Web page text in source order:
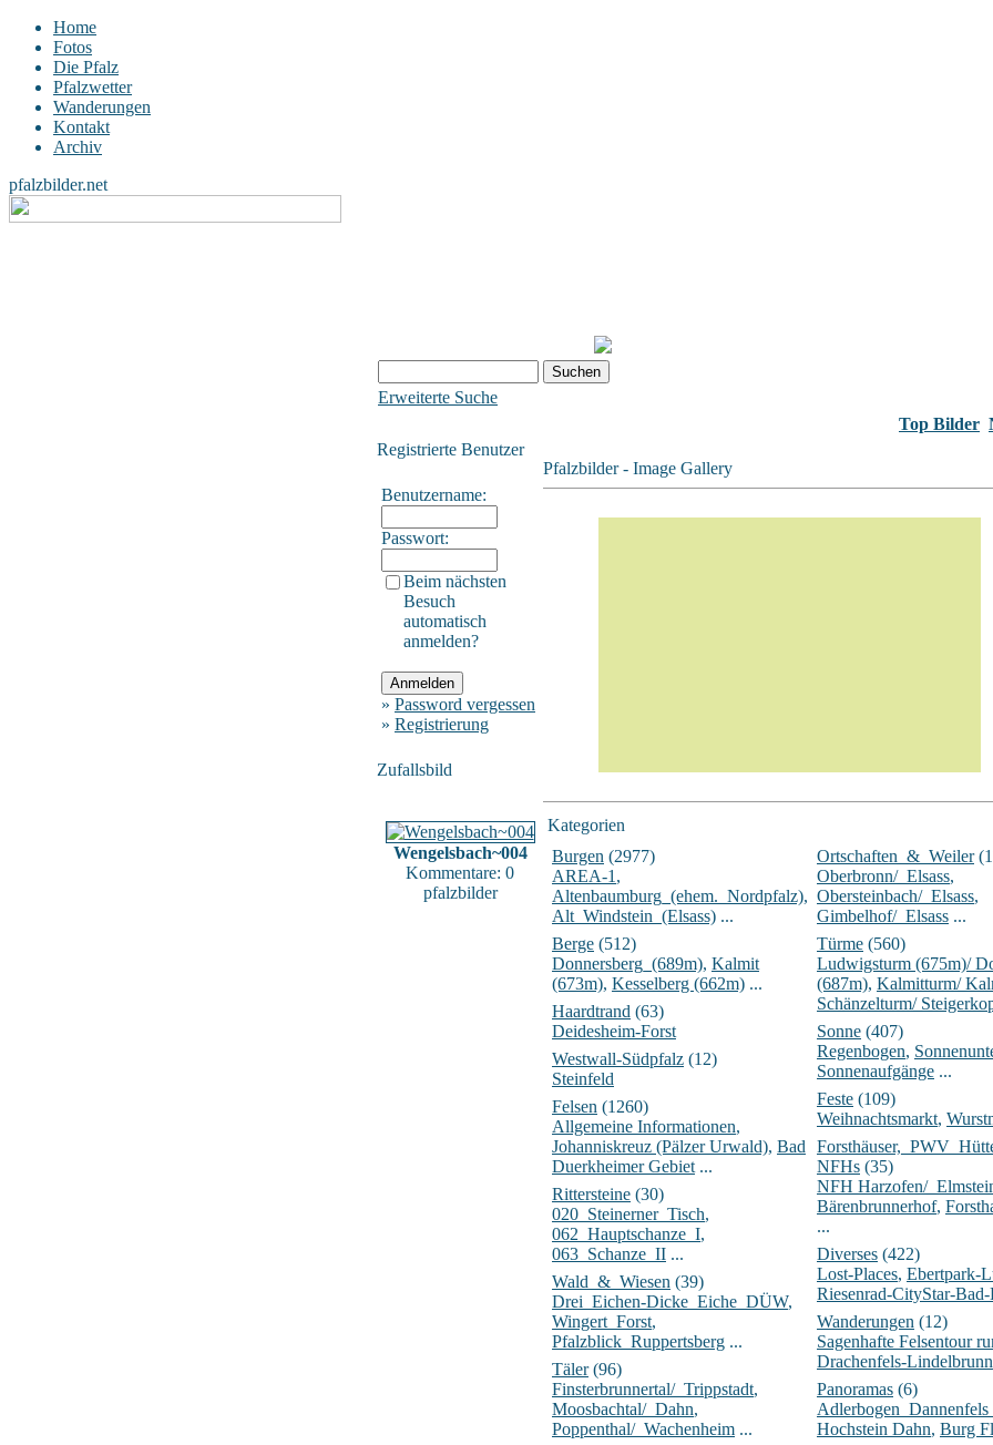
Home
Fotos
Die Pfalz
Pfalzwetter
Wanderungen
Kontakt
Archiv
pfalzbilder.net
Erweiterte Suche
Top Bilder
Registrierte Benutzer
Benutzername:
Passwort:
Beim nächsten
Besuch
automatisch
anmelden?
» Password vergessen
» Registrierung
Zufallsbild
Wengelsbach~004
Kommentare: 0
pfalzbilder
Pfalzbilder - Image Gallery
Kategorien
Burgen (2977)
AREA-1 ,
Altenbaumburg_(ehem._Nordpfalz),
Alt_Windstein_(Elsass) ...
Berge (512)
Donnersberg_(689m), Kalmit
(673m), Kesselberg (662m) ...
Haardtrand (63)
Deidesheim-Forst
Westwall-Südpfalz (12)
Steinfeld
Felsen (1260)
Allgemeine Informationen,
Johanniskreuz (Pälzer Urwald), Bad
Duerkheimer Gebiet ...
Rittersteine (30)
020_Steinerner_Tisch,
062_Hauptschanze_I,
063_Schanze_II ...
Wald_&_Wiesen (39)
Drei_Eichen-Dicke_Eiche_DÜW,
Wingert_Forst,
Pfalzblick_Ruppertsberg ...
Täler(96)
Finsterbrunnertal/_Trippstadt,
Moosbachtal/_Dahn,
Poppenthal/_Wachenheim ...
Ortschaften_&_Weiler
Oberbronn/_Elsass,
Obersteinbach/_Elsass,
Gimbelhof/_Elsass ...
Türme (560)
Ludwigsturm (675m)/
(687m), Kalmitturm/
Schänzelturm/
Sonne (407)
Regenbogen,
Sonnenaufgänge ...
Feste (109)
Weihnachtsmarkt,
NFHs (35)
NFH Harzofen/
Bärenbrunnerhof,
...
Diverses (422)
Lost-Places, Ebertpark-
Riesenrad-CityStar-
Wanderungen (12)
Sagenhafte Felsentour
Drachenfels-Lindelbrunn
Panoramas (6)
Hochstein Dahn, Burg